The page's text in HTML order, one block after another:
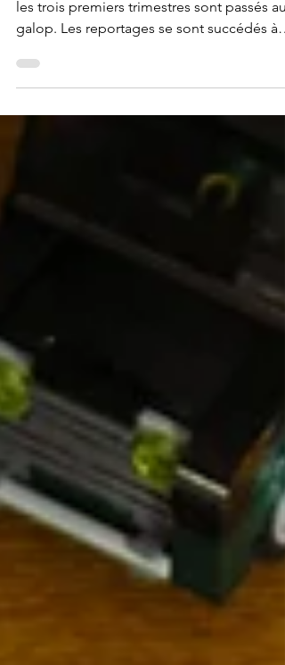
L'été touche à sa fin et cette année encore,
les trois premiers trimestres sont passés au
galop. Les reportages se sont succédés à
bon...